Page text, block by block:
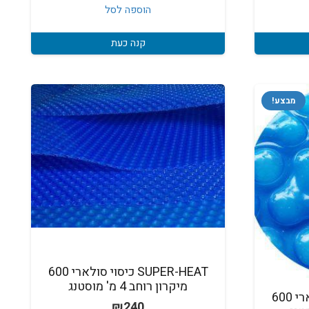
הוספה לסל
קנה כעת
מבצע!
SUPER-HEAT כיסוי סולארי 600
SUPER-HEAT כיסוי סולארי 600
מיקרון רוחב 4 מ' מוסטנג